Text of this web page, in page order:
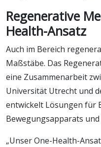
Regenerative
Health-Ansatz
Auch im Bereich
Maßstäbe. Das
eine Zusammenarbeit
Universität Utrecht und
entwickelt Lösungen für
Bewegungsapparats
„Unser One-Health-